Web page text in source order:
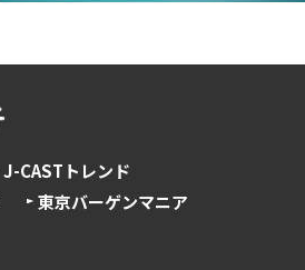
J-CASTトレンド
東京バーゲンマニア